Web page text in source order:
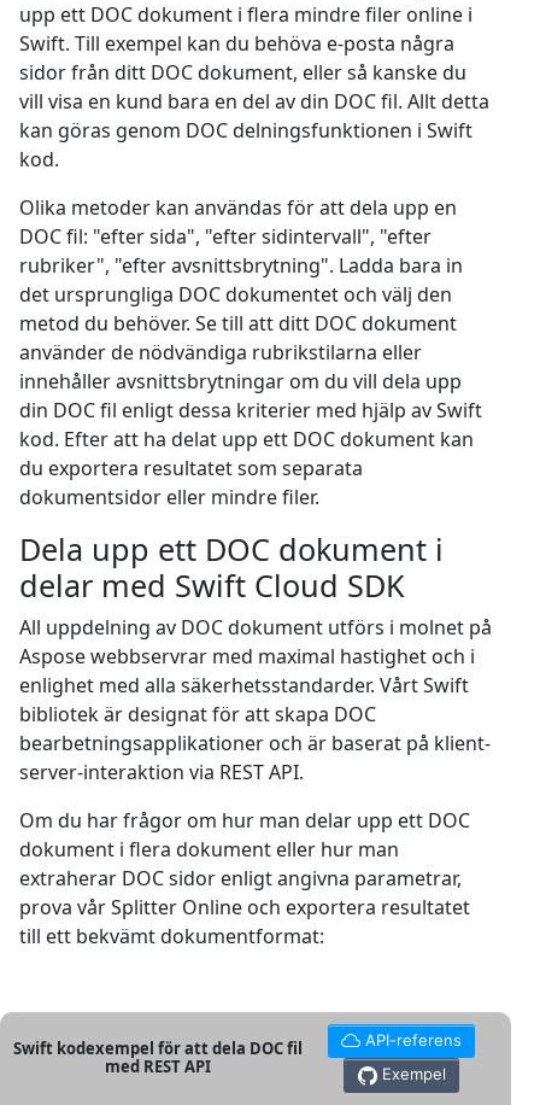
upp ett DOC dokument i flera mindre filer online i
Swift. Till exempel kan du behöva e-posta några
sidor från ditt DOC dokument, eller så kanske du
vill visa en kund bara en del av din DOC fil. Allt detta
kan göras genom DOC delningsfunktionen i Swift
kod.
Olika metoder kan användas för att dela upp en
DOC fil: "efter sida", "efter sidintervall", "efter
rubriker", "efter avsnittsbrytning". Ladda bara in
det ursprungliga DOC dokumentet och välj den
metod du behöver. Se till att ditt DOC dokument
använder de nödvändiga rubrikstilarna eller
innehåller avsnittsbrytningar om du vill dela upp
din DOC fil enligt dessa kriterier med hjälp av Swift
kod. Efter att ha delat upp ett DOC dokument kan
du exportera resultatet som separata
dokumentsidor eller mindre filer.
Dela upp ett DOC dokument i
delar med Swift Cloud SDK
All uppdelning av DOC dokument utförs i molnet på
Aspose webbservrar med maximal hastighet och i
enlighet med alla säkerhetsstandarder. Vårt Swift
bibliotek är designat för att skapa DOC
bearbetningsapplikationer och är baserat på klient-
server-interaktion via REST API.
Om du har frågor om hur man delar upp ett DOC
dokument i flera dokument eller hur man
extraherar DOC sidor enligt angivna parametrar,
prova vår Splitter Online och exportera resultatet
till ett bekvämt dokumentformat:
Swift kodexempel för att dela DOC fil
med REST API
API-referens
Exempel